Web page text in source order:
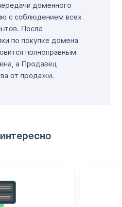
доменного
с соблюдением всех
После
по покупке домена
полноправным
а Продавец
от продажи.